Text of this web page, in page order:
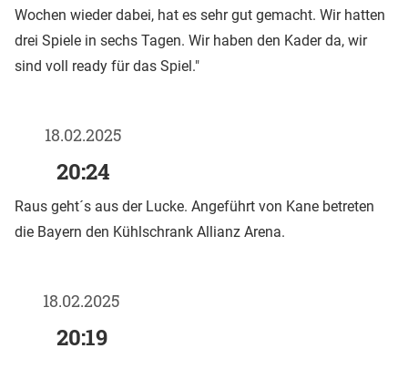
Wochen wieder dabei, hat es sehr gut gemacht. Wir hatten
drei Spiele in sechs Tagen. Wir haben den Kader da, wir
sind voll ready für das Spiel."
18.02.2025
20:24
Raus geht´s aus der Lucke. Angeführt von Kane betreten
die Bayern den Kühlschrank Allianz Arena.
18.02.2025
20:19